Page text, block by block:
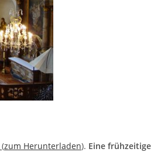
(zum Herunterladen). Eine frühzeitige